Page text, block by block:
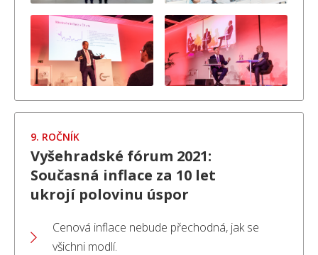
9. ROČNÍK
Vyšehradské fórum 2021:
Současná inflace za 10 let
ukrojí polovinu úspor
Cenová inflace nebude přechodná, jak se
všichni modlí.